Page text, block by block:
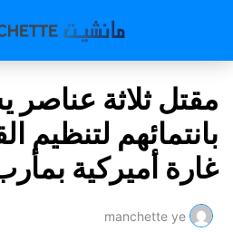
مقتل ثلاثة عناصر
بانتمائهم لتنظيم
غارة أميركية
manchette ye